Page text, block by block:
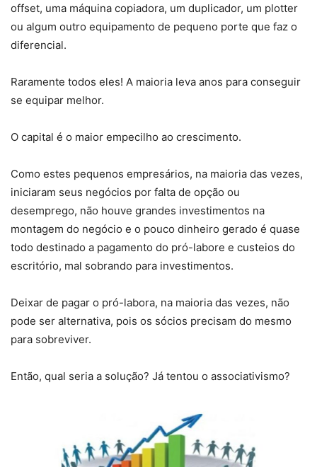
offset, uma máquina copiadora, um duplicador, um plotter
ou algum outro equipamento de pequeno porte que faz o
diferencial.
Raramente todos eles! A maioria leva anos para conseguir
se equipar melhor.
O capital é o maior empecilho ao crescimento.
Como estes pequenos empresários, na maioria das vezes,
iniciaram seus negócios por falta de opção ou
desemprego, não houve grandes investimentos na
montagem do negócio e o pouco dinheiro gerado é quase
todo destinado a pagamento do pró-labore e custeios do
escritório, mal sobrando para investimentos.
Deixar de pagar o pró-labora, na maioria das vezes, não
pode ser alternativa, pois os sócios precisam do mesmo
para sobreviver.
Então, qual seria a solução? Já tentou o associativismo?